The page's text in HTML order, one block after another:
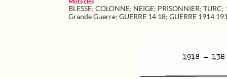
BLESSE; COLONNE; NEIGE; PRISONNIER; TURC;
Grande Guerre; GUERRE 14 18; GUERRE 1914